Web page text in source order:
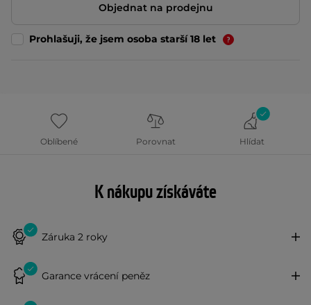
Objednat na prodejnu
Prohlašuji, že jsem osoba starší 18 let
Oblíbené Porovnat Hlídat
K nákupu získáváte
Záruka 2 roky
Garance vrácení peněz